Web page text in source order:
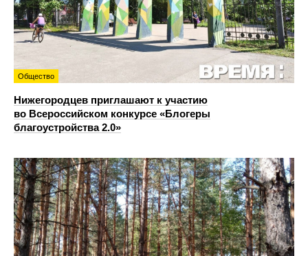
Общество
Нижегородцев приглашают к участию
во Всероссийском конкурсе «Блогеры
благоустройства 2.0»